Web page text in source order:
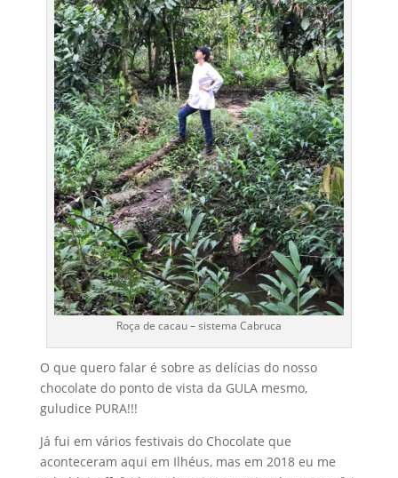
Roça de cacau – sistema Cabruca
O que quero falar é sobre as delícias do nosso
chocolate do ponto de vista da GULA mesmo,
guludice PURA!!!
Já fui em vários festivais do Chocolate que
aconteceram aqui em Ilhéus, mas em 2018 eu me